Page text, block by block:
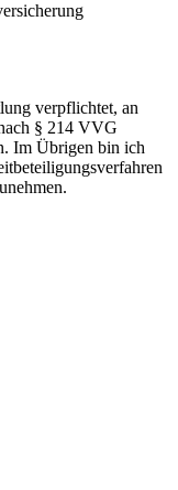
verpflichtet, an
§ 214 VVG
Im Übrigen bin ich